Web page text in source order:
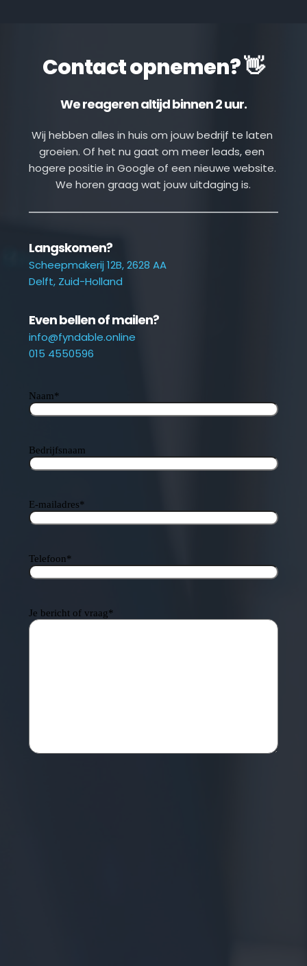
Contact opnemen? 👋
We reageren altijd binnen 2 uur.
Wij hebben alles in huis om jouw bedrijf te laten
groeien. Of het nu gaat om meer leads, een
hogere positie in Google of een nieuwe website.
We horen graag wat jouw uitdaging is.
Langskomen?
Scheepmakerij 12B, 2628 AA
Delft, Zuid-Holland
Even bellen of mailen?
info@fyndable.online
015 4550596
Naam*
Bedrijfsnaam
E-mailadres*
Telefoon*
Je bericht of vraag*